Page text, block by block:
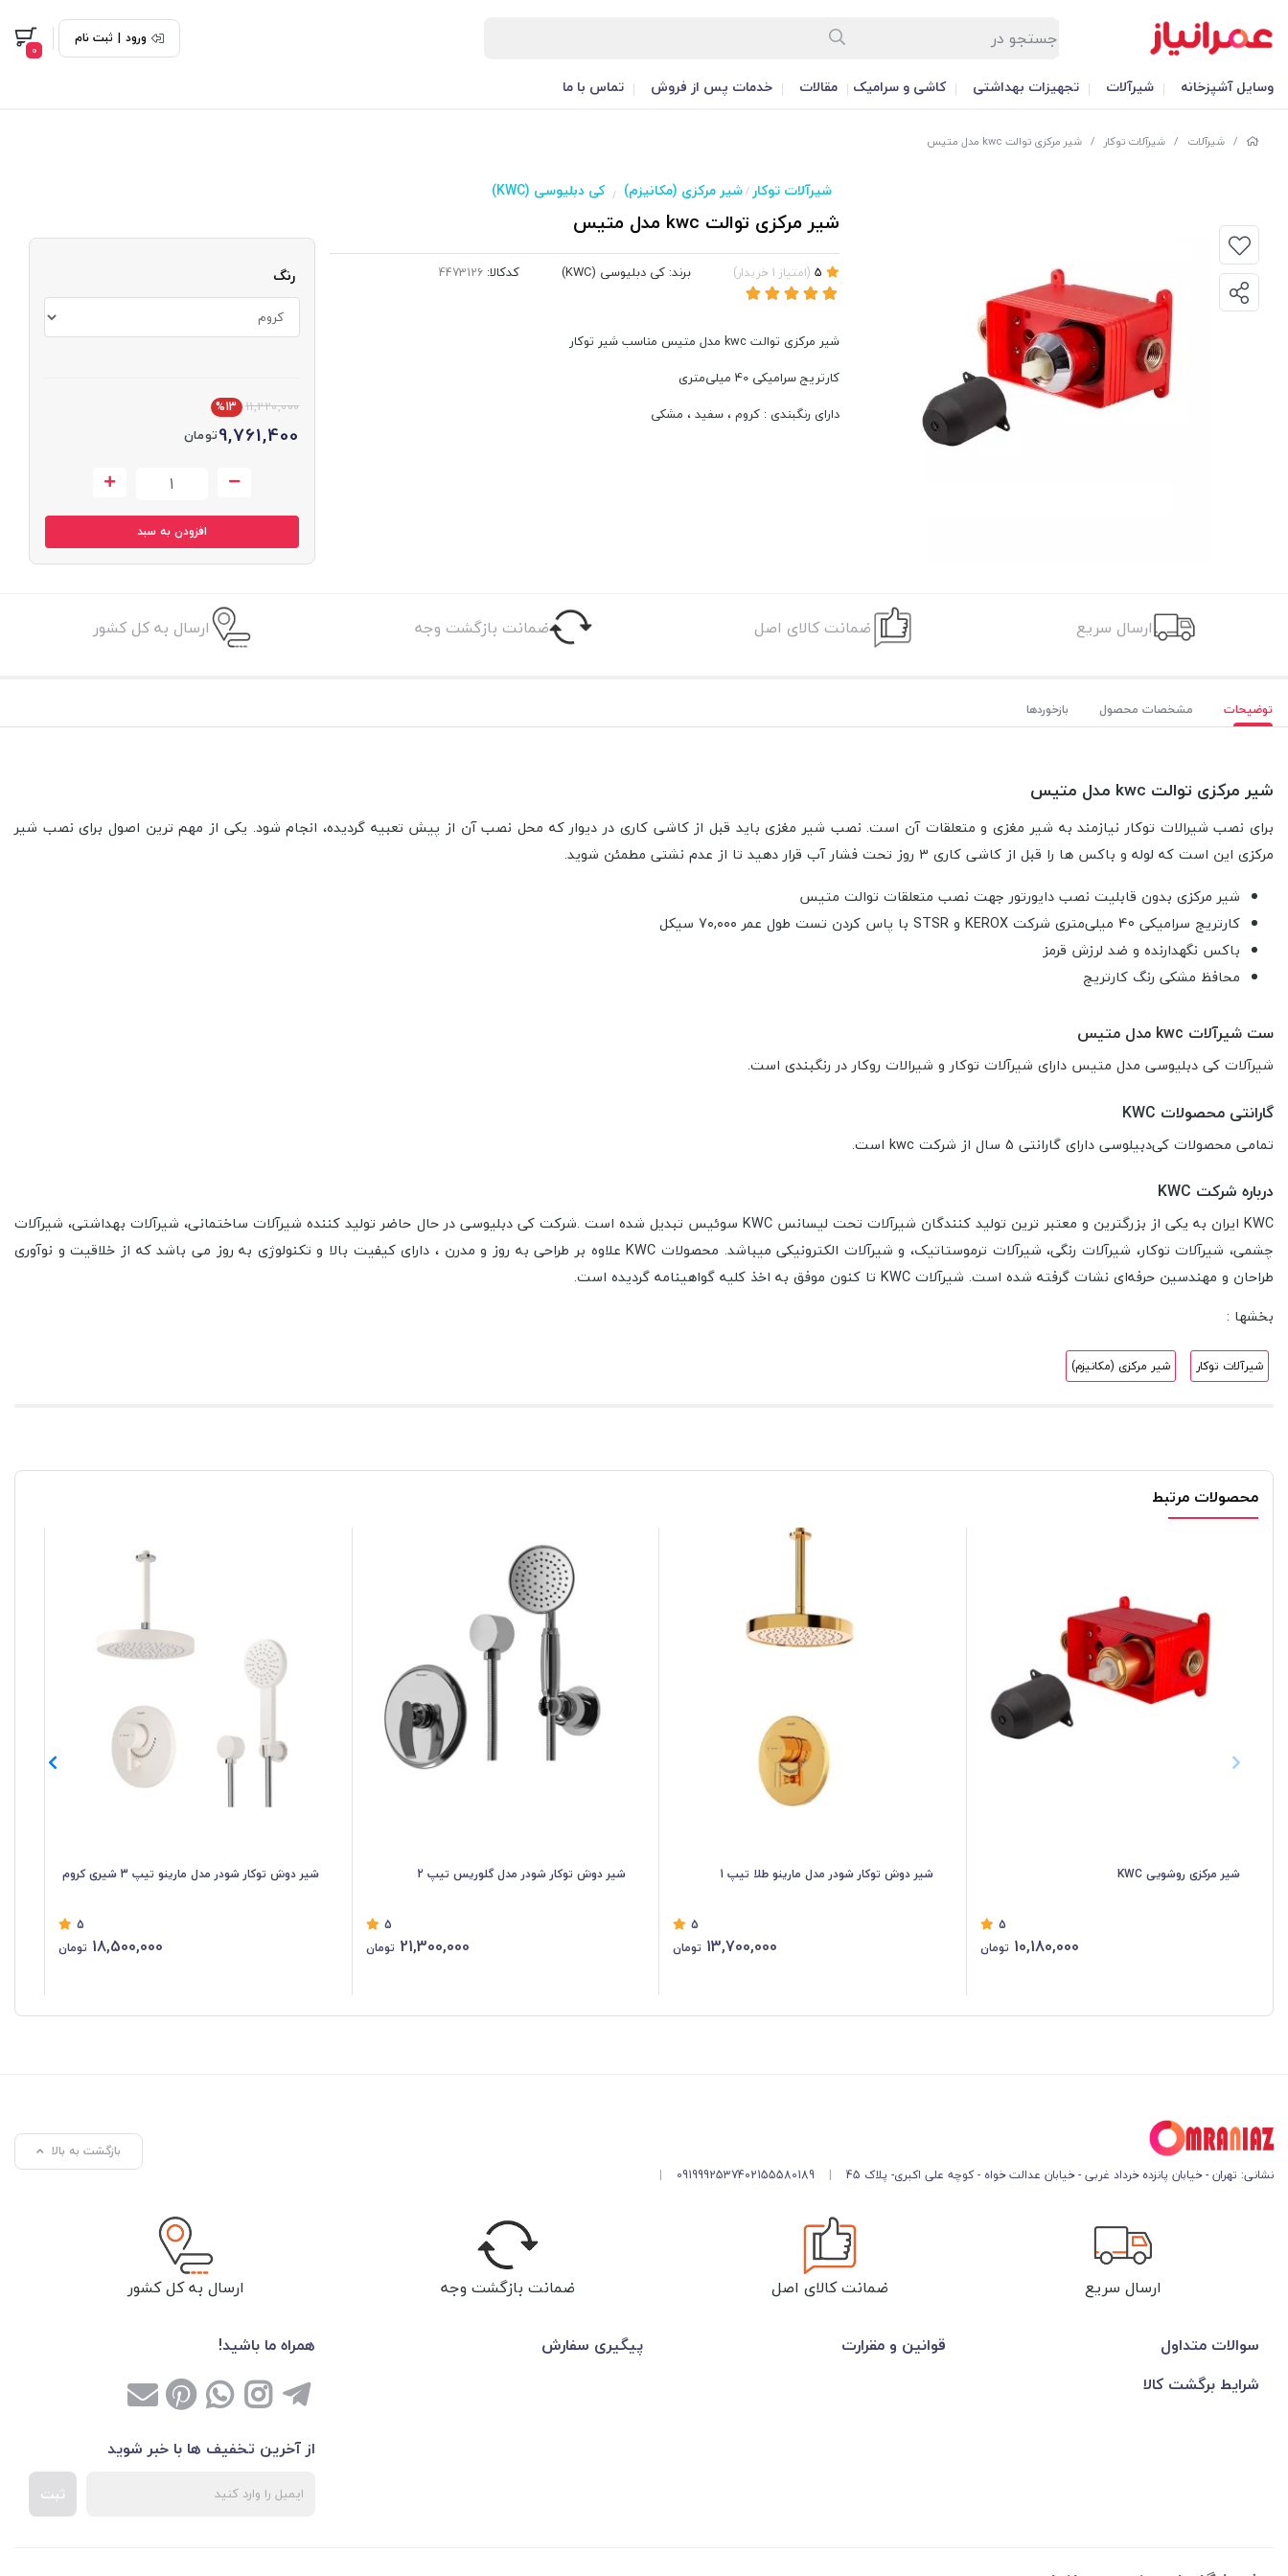
ورود | ثبت نام
0
وسایل آشپزخانه شیرآلات تجهیزات بهداشتی کاشی و سرامیک مقالات خدمات پس از فروش تماس با ما
/ شیرآلات / شیرآلات توکار / شیر مرکزی توالت kwc مدل متیس
شیرآلات توکار/شیر مرکزی (مکانیزم) / کی دبلیوسی (KWC)
شیر مرکزی توالت kwc مدل متیس
(امتیاز 1 خریدار) برند: کی دبلیوسی (KWC) کدکالا:
شیر مرکزی توالت kwc مدل متیس مناسب شیر توکار
کارتریج سرامیکی 40 میلی‌متری
دارای رنگبندی : کروم ، سفید ، مشکی
رنگ
11,220,000
%13
9,761,400تومان
افزودن به سبد
ارسال سریع ضمانت کالای اصل ضمانت بازگشت وجه ارسال به کل کشور
توضیحات مشخصات محصول بازخوردها
شیر مرکزی توالت kwc مدل متیس
برای نصب شیرالات توکار نیازمند به شیر مغزی و متعلقات آن است. نصب شیر مغزی باید قبل از کاشی کاری در دیوار که محل نصب آن از پیش تعبیه گردیده، انجام شود. یکی از مهم ترین اصول برای نصب شیر
مرکزی این است که لوله و باکس ها را قبل از کاشی کاری 3 روز تحت فشار آب قرار دهید تا از عدم نشتی مطمئن شوید.
شیر مرکزی بدون قابلیت نصب دایورتور جهت نصب متعلقات توالت متیس
کارتریج سرامیکی 40 میلی‌متری شرکت KEROX و STSR با پاس کردن تست طول عمر 7۰,۰۰۰ سیکل
باکس نگهدارنده و ضد لرزش قرمز
محافظ مشکی رنگ کارتریج
ست شیرآلات kwc مدل متیس
شیرآلات کی دبلیوسی مدل متیس دارای شیرآلات توکار و شیرالات روکار در رنگبندی است.
گارانتی محصولات KWC
تمامی محصولات کی‌دبیلوسی دارای گارانتی 5 سال از شرکت kwc است.
درباره شرکت KWC
KWC ایران به یکی از بزرگترین و معتبر ترین تولید کنندگان شیرآلات تحت لیسانس KWC سوئیس تبدیل شده است .شرکت کی دبلیوسی در حال حاضر تولید کننده شیرآلات ساختمانی، شیرآلات بهداشتی، شیرآلات
چشمی، شیرآلات توکار، شیرآلات رنگی، شیرآلات ترموستاتیک، و شیرآلات الکترونیکی میباشد. محصولات KWC علاوه بر طراحی به روز و مدرن ، دارای کیفیت بالا و تکنولوژی به روز می باشد که از خلاقیت و نوآوری
طراحان و مهندسین حرفه‌ای نشات گرفته شده است. شیرآلات KWC
تا کنون موفق به اخذ کلیه گواهینامه گردیده است.
بخشها :
شیرآلات توکار شیر مرکزی (مکانیزم)
محصولات مرتبط
شیر مرکزی روشویی KWC
5
10,180,000 تومان
شیر دوش توکار شودر مدل مارینو طلا تیپ 1
5
13,700,000 تومان
شیر دوش توکار شودر مدل گلوریس تیپ 2
5
21,300,000 تومان
شیر دوش توکار شودر مدل مارینو تیپ 3 شیری کروم
5
18,500,000 تومان
نشانی: تهران - خیابان پانزده خرداد غربی - خیابان عدالت خواه - کوچه علی اکبری- پلاک 45 |
02155580189
09199925374
|
بازگشت به بالا
ارسال سریع ضمانت کالای اصل ضمانت بازگشت وجه ارسال به کل کشور
سوالات متداول قوانین و مقرارت
پیگیری سفارش
شرایط برگشت کالا
همراه ما باشید!
از آخرین تخفیف ها با خبر شوید
ثبت